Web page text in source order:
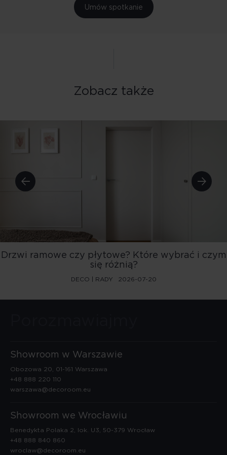
Umów spotkanie
Zobacz także
Drzwi ramowe czy płytowe? Które wybrać i czym
się różnią?
DECO | RADY 2026-07-20
Showroom w Warszawie
Obozowa 20, 01-161 Warszawa
+48 888 220 110
warszawa@decoroom.eu
Showroom we Wrocławiu
Benedykta Polaka 2, lok. U3, 50-379 Wrocław
+48 888 840 860
wroclaw@decoroom.eu